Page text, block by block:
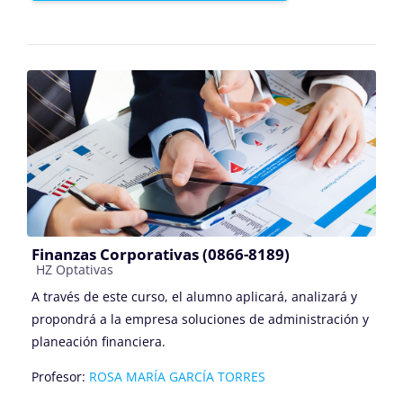
Finanzas Corporativas (0866-8189)
Categoría de cursos
HZ Optativas
A través de este curso, el alumno aplicará, analizará y
propondrá a la empresa soluciones de administración y
planeación financiera.
Profesor: ROSA MARÍA GARCÍA TORRES